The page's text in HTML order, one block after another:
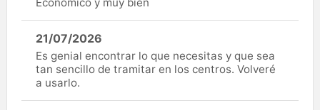
21/07/2026
Es genial encontrar lo que necesitas y que sea
tan sencillo de tramitar en los centros. Volveré
a usarlo.